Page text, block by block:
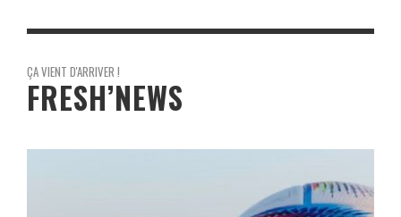
ÇA VIENT D'ARRIVER !
FRESH’NEWS